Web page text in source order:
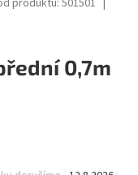
produktu:501501
0,7m